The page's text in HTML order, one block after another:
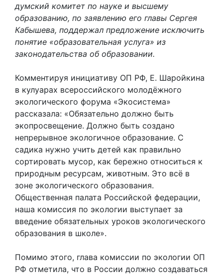
думский комитет по науке и высшему
образованию, по заявлению его главы Сергея
Кабышева, поддержал предложение исключить
понятие «образовательная услуга» из
законодательства об образовании.
Комментируя инициативу ОП РФ, Е. Шаройкина
в кулуарах всероссийского молодёжного
экологического форума «Экосистема»
рассказала: «Обязательно должно быть
экопросвещение. Должно быть создано
непрерывное экологичное образование. С
садика нужно учить детей как правильно
сортировать мусор, как бережно относиться к
природным ресурсам, животным. Это всё в
зоне экологического образования.
Общественная палата Российской федерации,
наша комиссия по экологии выступает за
введение обязательных уроков экологического
образования в школе».
Помимо этого, глава комиссии по экологии ОП
РФ отметила, что в России должно создаваться